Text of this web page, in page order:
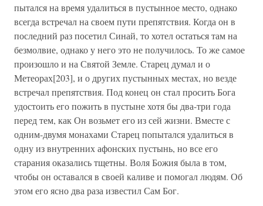
пытался на время удалиться в пустынное место, однако
всегда встречал на своем пути препятствия. Когда он в
последний раз посетил Синай, то хотел остаться там на
безмолвие, однако у него это не получилось. То же самое
произошло и на Святой Земле. Старец думал и о
Метеорах[203], и о других пустынных местах, но везде
встречал препятствия. Под конец он стал просить Бога
удостоить его пожить в пустыне хотя бы два-три года
перед тем, как Он возьмет его из сей жизни. Вместе с
одним-двумя монахами Старец попытался удалиться в
одну из внутренних афонских пустынь, но все его
старания оказались тщетны. Воля Божия была в том,
чтобы он оставался в своей каливе и помогал людям. Об
этом его ясно два раза известил Сам Бог.